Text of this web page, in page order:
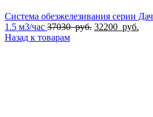
Система обезжелезивания серии
1.5 м3/час 37030руб. 32200 руб.
Назад к товарам